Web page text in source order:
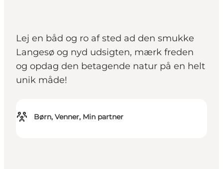
Lej en båd og ro af sted ad den smukke
Langesø og nyd udsigten, mærk freden
og opdag den betagende natur på en helt
unik måde!
Børn, Venner, Min partner